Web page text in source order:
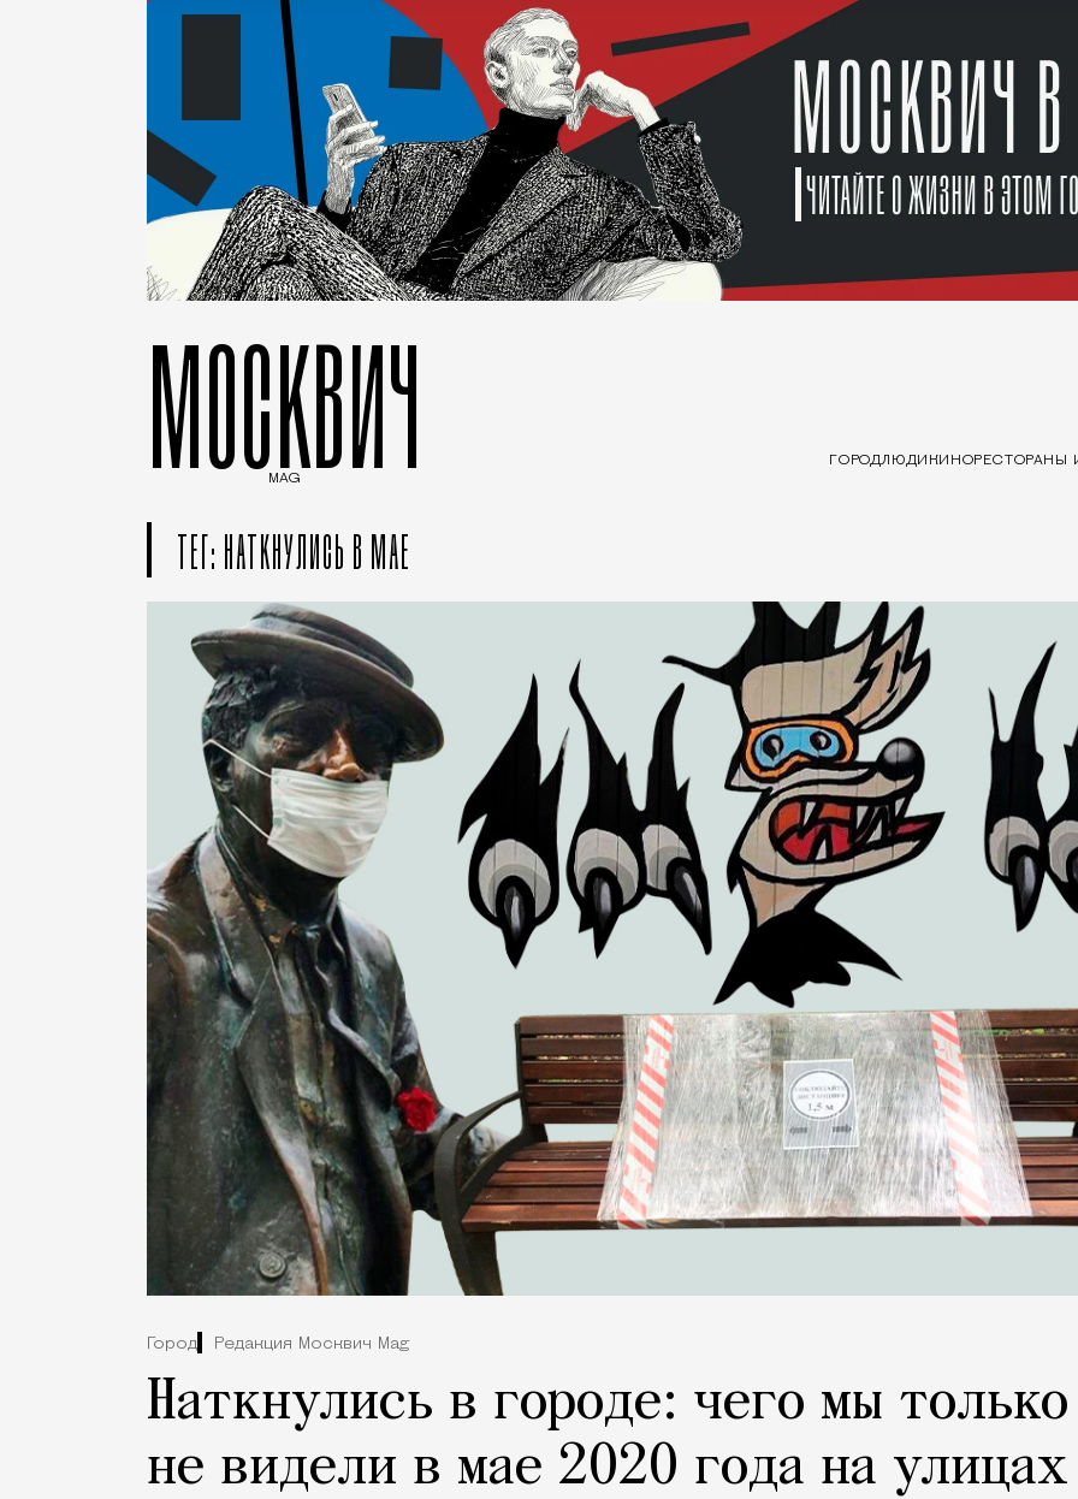
МОСКВИЧ
MAG
ГОРОДЛЮДИ КИНОРЕСТОРАНЫ
ТЕГ: НАТКНУЛИСЬ В МАЕ
Город Редакция Москвич Mag
Наткнулись в городе: чего мы только
не видели в мае 2020 года на